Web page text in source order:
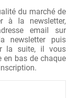
du marché de
à la newsletter,
email sur
newsletter puis
la suite, il vous
en bas de chaque